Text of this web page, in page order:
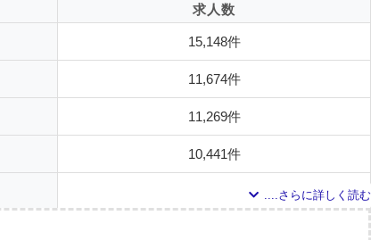
求人数
15,148件
11,674件
11,269件
10,441件